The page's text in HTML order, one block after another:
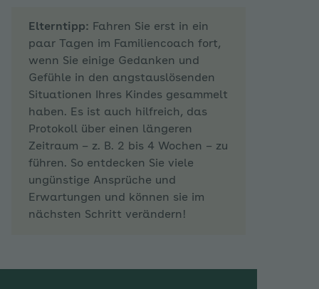
Elterntipp: Fahren Sie erst in ein
paar Tagen im Familiencoach fort,
wenn Sie einige Gedanken und
Gefühle in den angstauslösenden
Situationen Ihres Kindes gesammelt
haben. Es ist auch hilfreich, das
Protokoll über einen längeren
Zeitraum – z. B. 2 bis 4 Wochen – zu
führen. So entdecken Sie viele
ungünstige Ansprüche und
Erwartungen und können sie im
nächsten Schritt verändern!